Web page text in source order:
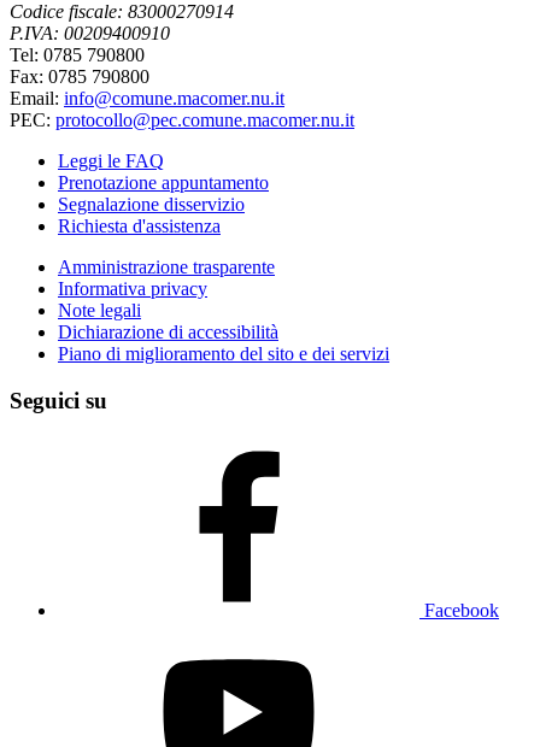
Codice fiscale: 83000270914
P.IVA: 00209400910
Tel: 0785 790800
Fax: 0785 790800
Email: info@comune.macomer.nu.it
PEC: protocollo@pec.comune.macomer.nu.it
Leggi le FAQ
Prenotazione appuntamento
Segnalazione disservizio
Richiesta d'assistenza
Amministrazione trasparente
Informativa privacy
Note legali
Dichiarazione di accessibilità
Piano di miglioramento del sito e dei servizi
Seguici su
Facebook